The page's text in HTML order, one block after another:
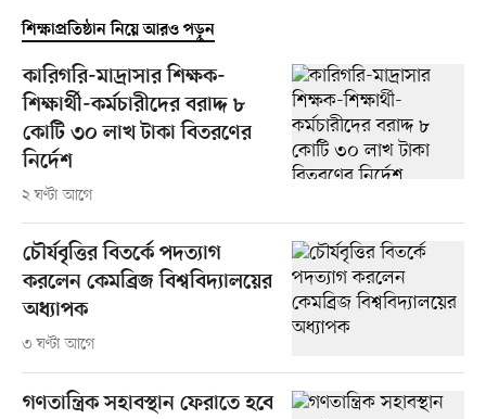
শিক্ষাপ্রতিষ্ঠান নিয়ে আরও পড়ুন
কারিগরি-মাদ্রাসার শিক্ষক-
শিক্ষার্থী-কর্মচারীদের বরাদ্দ ৮
কোটি ৩০ লাখ টাকা বিতরণের
নির্দেশ
২ ঘণ্টা আগে
চৌর্যবৃত্তির বিতর্কে পদত্যাগ
করলেন কেমব্রিজ বিশ্ববিদ্যালয়ের
অধ্যাপক
৩ ঘণ্টা আগে
গণতান্ত্রিক সহাবস্থান ফেরাতে হবে